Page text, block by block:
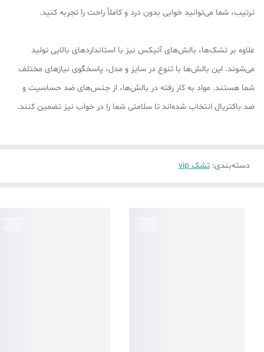
ترتیب، شما می‌توانید خوابی بدون درد و کاملاً راحت را تجربه کنید.
علاوه بر تشک‌ها، بالش‌های آتیکس نیز با استانداردهای بالایی تولید
می‌شوند. این بالش‌ها با تنوع در سایز و مدل، پاسخگوی نیازهای مختلف
شما هستند. مواد به کار رفته در بالش‌ها، از جنس‌های ضد حساسیت و
ضد باکتریال انتخاب شده‌اند تا سلامتی شما را در خواب نیز تضمین کنند.
دسته‌بندی: تشک vip